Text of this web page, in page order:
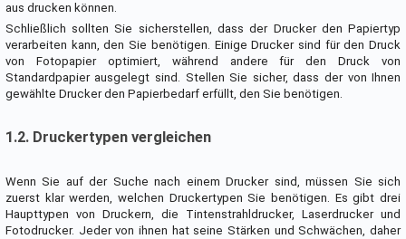
aus drucken können.
Schließlich sollten Sie sicherstellen, dass der Drucker den Papiertyp
verarbeiten kann, den Sie benötigen. Einige Drucker sind für den Druck
von Fotopapier optimiert, während andere für den Druck von
Standardpapier ausgelegt sind. Stellen Sie sicher, dass der von Ihnen
gewählte Drucker den Papierbedarf erfüllt, den Sie benötigen.
1.2. Druckertypen vergleichen
Wenn Sie auf der Suche nach einem Drucker sind, müssen Sie sich
zuerst klar werden, welchen Druckertypen Sie benötigen. Es gibt drei
Haupttypen von Druckern, die Tintenstrahldrucker, Laserdrucker und
Fotodrucker. Jeder von ihnen hat seine Stärken und Schwächen, daher